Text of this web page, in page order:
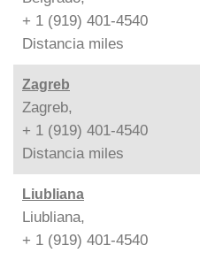
+ 1 (919) 401-4540
Distancia miles
Zagreb
Zagreb,
+ 1 (919) 401-4540
Distancia miles
Liubliana
Liubliana,
+ 1 (919) 401-4540